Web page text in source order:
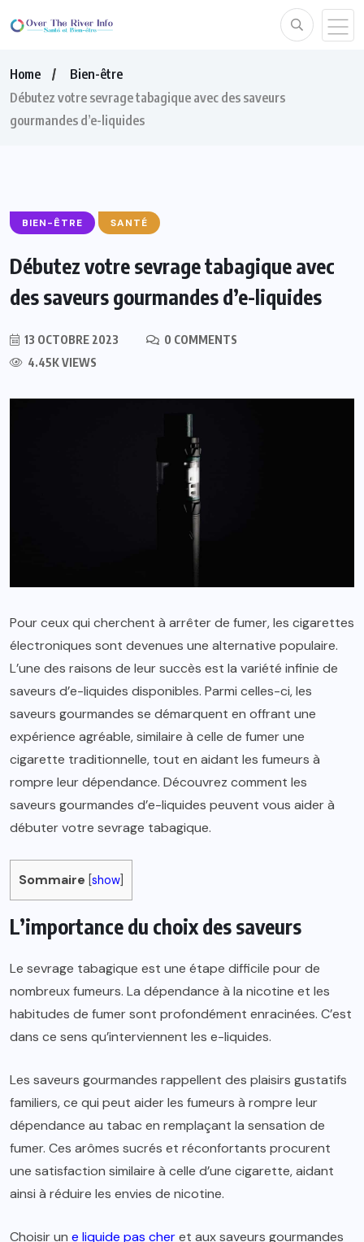
Home
Bien-être
Débutez votre sevrage tabagique avec des saveurs
gourmandes d’e-liquides
BIEN-ÊTRE SANTÉ
Débutez votre sevrage tabagique avec
des saveurs gourmandes d’e-liquides
13 OCTOBRE 2023
0 COMMENTS
4.45K VIEWS
Pour ceux qui cherchent à arrêter de fumer, les cigarettes
électroniques sont devenues une alternative populaire.
L’une des raisons de leur succès est la variété infinie de
saveurs d’e-liquides disponibles. Parmi celles-ci, les
saveurs gourmandes se démarquent en offrant une
expérience agréable, similaire à celle de fumer une
cigarette traditionnelle, tout en aidant les fumeurs à
rompre leur dépendance. Découvrez comment les
saveurs gourmandes d’e-liquides peuvent vous aider à
débuter votre sevrage tabagique.
Sommaire [show
L’importance du choix des saveurs
Le sevrage tabagique est une étape difficile pour de
nombreux fumeurs. La dépendance à la nicotine et les
habitudes de fumer sont profondément enracinées. C’est
dans ce sens qu’interviennent les e-liquides.
Les saveurs gourmandes rappellent des plaisirs gustatifs
familiers, ce qui peut aider les fumeurs à rompre leur
dépendance au tabac en remplaçant la sensation de
fumer. Ces arômes sucrés et réconfortants procurent
une satisfaction similaire à celle d’une cigarette, aidant
ainsi à réduire les envies de nicotine.
Choisir un e liquide pas cheret aux saveurs gourmandes